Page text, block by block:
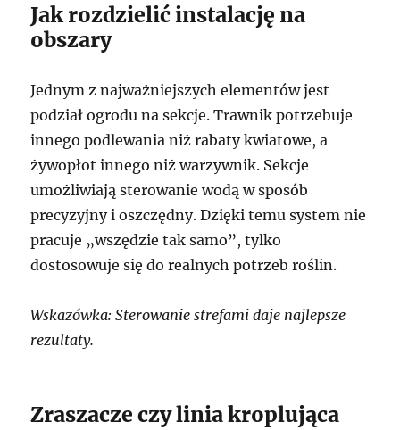
Jak rozdzielić instalację na
obszary
Jednym z najważniejszych elementów jest
podział ogrodu na sekcje. Trawnik potrzebuje
innego podlewania niż rabaty kwiatowe, a
żywopłot innego niż warzywnik. Sekcje
umożliwiają sterowanie wodą w sposób
precyzyjny i oszczędny. Dzięki temu system nie
pracuje „wszędzie tak samo”, tylko
dostosowuje się do realnych potrzeb roślin.
Wskazówka: Sterowanie strefami daje najlepsze
rezultaty.
Zraszacze czy linia kroplująca